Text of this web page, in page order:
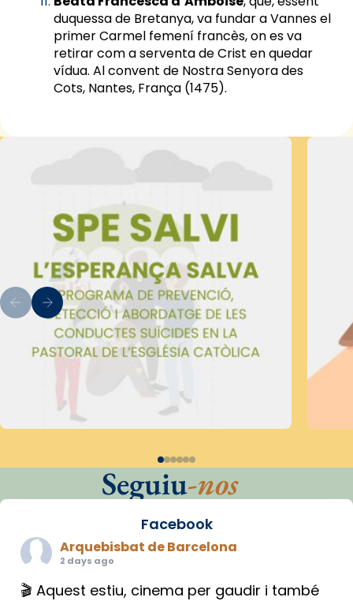
duquessa de Bretanya, va fundar a Vannes el
primer Carmel femení francès, on es va
retirar com a serventa de Crist en quedar
vídua. Al convent de Nostra Senyora des
Cots, Nantes, França (1475).
Seguiu-nos
Facebook
Arquebisbat de Barcelona
2 days ago
🎬 Aquest estiu, cinema per gaudir i també